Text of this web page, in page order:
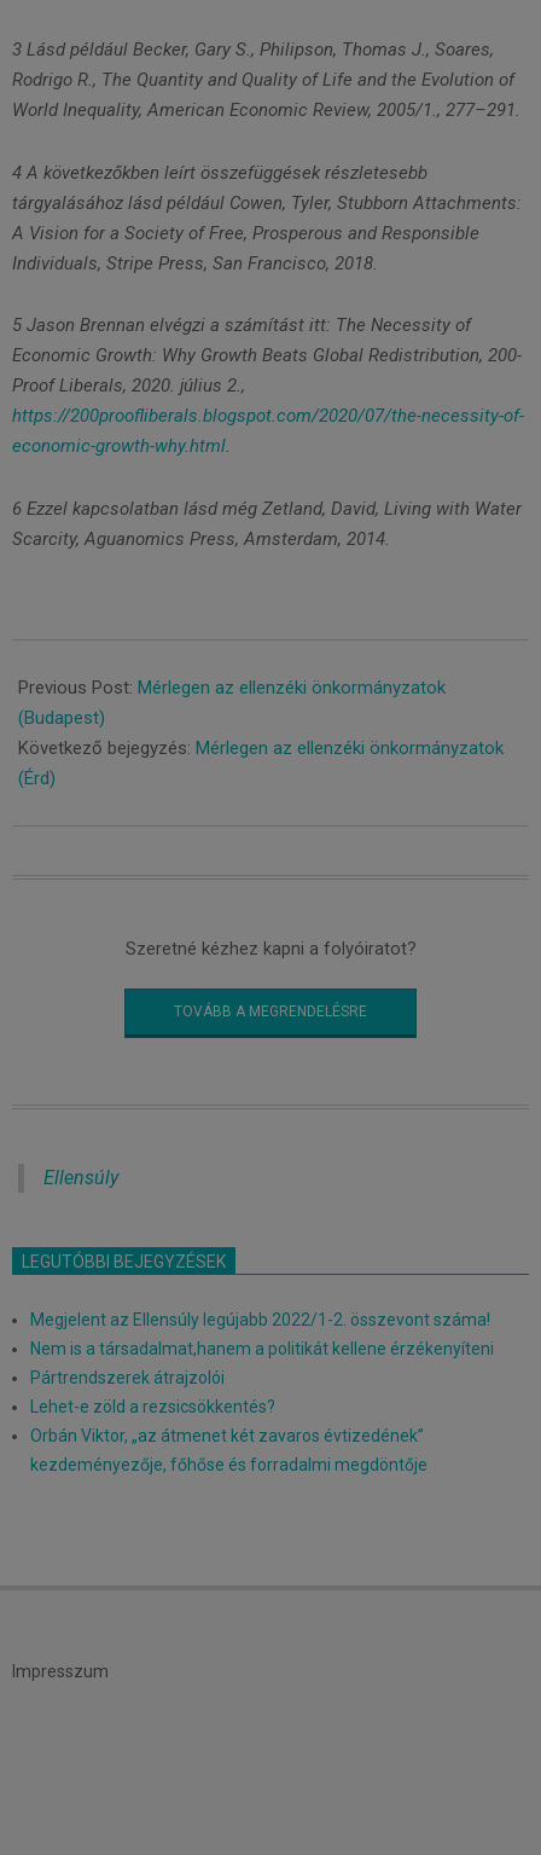
3 Lásd például Becker, Gary S., Philipson, Thomas J., Soares,
Rodrigo R., The Quantity and Quality of Life and the Evolution of
World Inequality, American Economic Review, 2005/1., 277–291.
4 A következőkben leírt összefüggések részletesebb
tárgyalásához lásd például Cowen, Tyler, Stubborn Attachments:
A Vision for a Society of Free, Prosperous and Responsible
Individuals, Stripe Press, San Francisco, 2018.
5 Jason Brennan elvégzi a számítást itt: The Necessity of
Economic Growth: Why Growth Beats Global Redistribution, 200-
Proof Liberals, 2020. július 2.,
https://200proofliberals.blogspot.com/2020/07/the-necessity-of-
economic-growth-why.html.
6 Ezzel kapcsolatban lásd még Zetland, David, Living with Water
Scarcity, Aguanomics Press, Amsterdam, 2014.
03-
10
Previous Post: Mérlegen az ellenzéki önkormányzatok
(Budapest)
Következő bejegyzés: Mérlegen az ellenzéki önkormányzatok
(Érd)
Szeretné kézhez kapni a folyóiratot?
TOVÁBB A MEGRENDELÉSRE
Ellensúly
LEGUTÓBBI BEJEGYZÉSEK
Megjelent az Ellensúly legújabb 2022/1-2. összevont száma!
Nem is a társadalmat,hanem a politikát kellene érzékenyíteni
Pártrendszerek átrajzolói
Lehet-e zöld a rezsicsökkentés?
Orbán Viktor, „az átmenet két zavaros évtizedének”
kezdeményezője, főhőse és forradalmi megdöntője
Impresszum